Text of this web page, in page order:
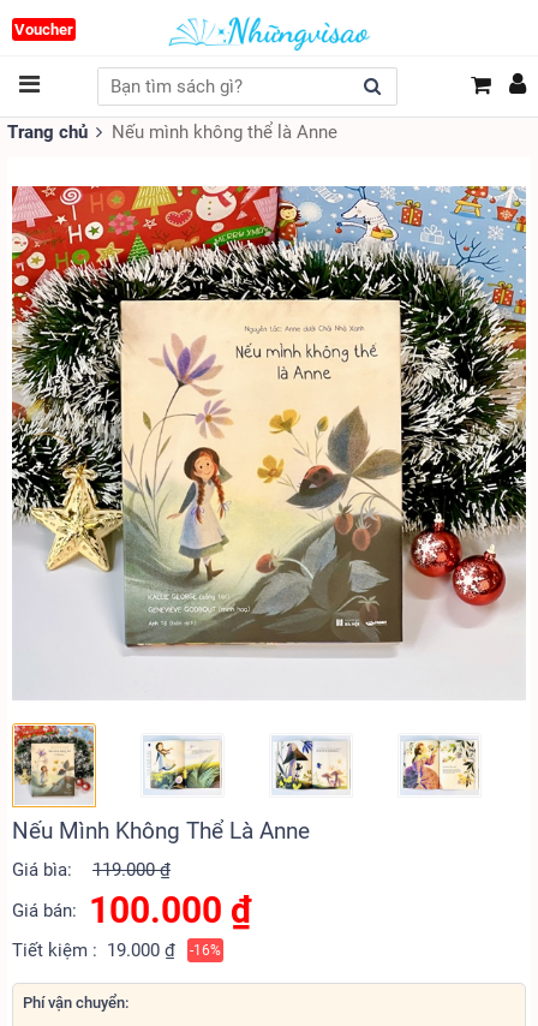
Voucher
Trang chủ Nếu mình không thể là Anne
Nếu Mình Không Thể Là Anne
Giá bìa:
119.000 ₫
Giá bán:
100.000 ₫
Tiết kiệm : 19.000 ₫ -16%
Phí vận chuyển: